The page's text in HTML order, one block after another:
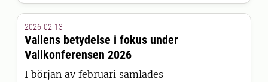
i Uppsala den 3 februari.
2026-02-13
Vallens betydelse i fokus under
Vallkonferensen 2026
I början av februari samlades